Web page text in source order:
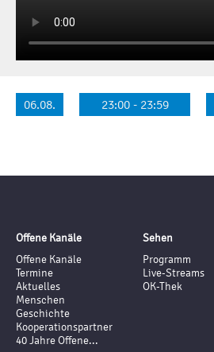
06.08. 23:00 - 23:59
Offene Kanäle
Offene Kanäle
Termine
Aktuelles
Menschen
Geschichte
Kooperationspartner
40 Jahre Offene...
Sehen
Programm
Live-Streams
OK-Thek